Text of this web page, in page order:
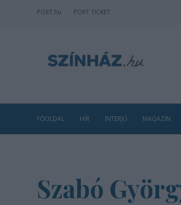
PORT.hu PORT TICKET
FŐOLDAL HÍR INTERJÚ MAGAZIN
Szabó